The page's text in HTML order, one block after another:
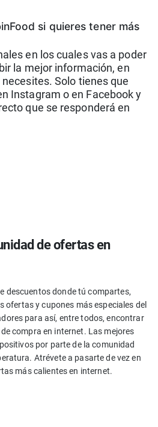
si quieres tener más
en los cuales vas a poder
la mejor información, en
Solo tienes que
Instagram o en Facebook y
que se responderá en
de ofertas en
descuentos donde tú compartes,
ofertas y cupones más especiales del
para así, entre todos, encontrar
compra en internet. Las mejores
por parte de la comunidad
Atrévete a pasarte de vez en
más calientes en internet.